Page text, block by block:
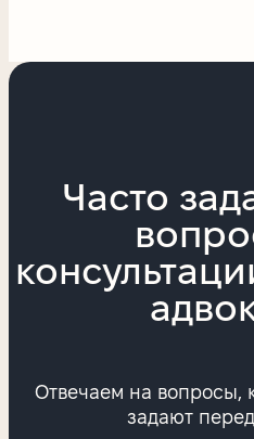
Часто
Отвечаем на вопросы,
задают